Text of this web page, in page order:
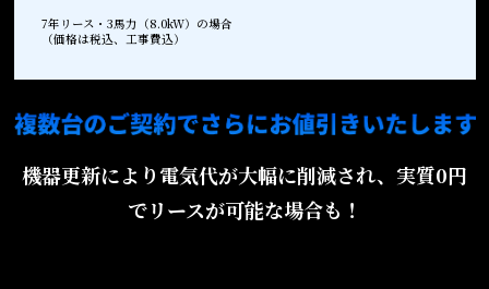
7年リース・3馬力（8.0kW）の場合
（価格は税込、工事費込）
機器更新により電気代が大幅に削減され、実質0円
でリースが可能な場合も！